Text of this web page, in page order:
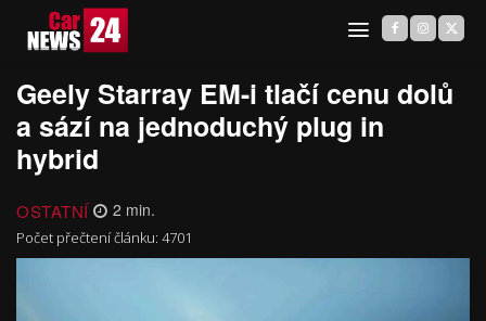
Geely Starray EM-i tlačí cenu dolů
a sází na jednoduchý plug in
hybrid
OSTATNÍ 2 min.
Počet přečtení článku: 4701